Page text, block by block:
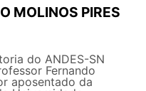
MOLINOS PIRES
do ANDES-SN
Fernando
aposentado da